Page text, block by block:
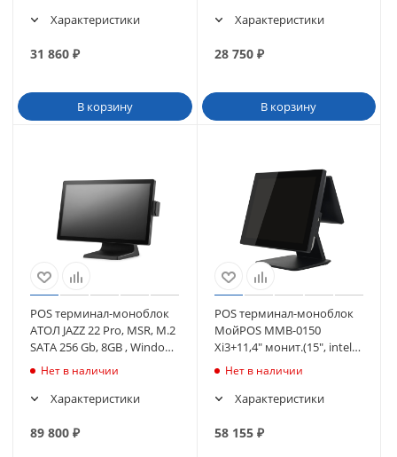
Характеристики
31 860 ₽
В корзину
Характеристики
28 750₽
В корзину
POS терминал-моноблок
АТОЛ JAZZ 22 Pro, MSR, M.2
SATA 256 Gb, 8GB , Windows
10 IoT. (63378)
Нет в наличии
Характеристики
89 800 ₽
POS терминал-моноблок
МойPOS MMB-0150
Xi3+11,4" монит.(15", intel
I3, mSATA SSD 128GB/8Гб),
Нет в наличии
Характеристики
58 155₽